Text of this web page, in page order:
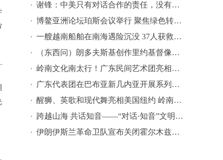
谢锋：中美只有对话合作的责任，没有冲突对抗的理由
博鳌亚洲论坛珀斯会议举行 聚焦绿色转型与区域合作
一艘越南船舶在南海遇险沉没 37人获救仍有25人失联
（东西问）朗多夫斯基创作里约基督像与南京中山像：万里同塑 百年回响
岭南文化南太行！广东民间艺术团亮相巴布亚新几内亚
广东代表团在巴布亚新几内亚开展系列交流活动
醒狮、英歌和现代舞亮相美国纽约 岭南文化“组团出海”再跃升
跨越山海 共话知音——“对话·知音”文明对话国际日希腊主题活动精彩亮相Common Grounds多元文化节
伊朗伊斯兰革命卫队宣布关闭霍尔木兹海峡 美国再度打击伊朗